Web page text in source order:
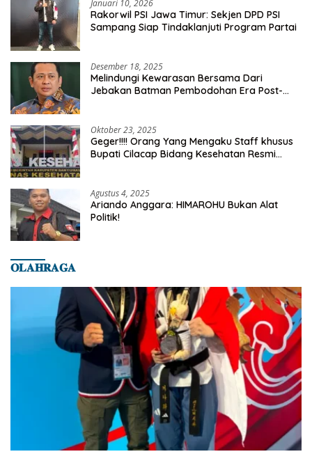
Januari 10, 2026
Rakorwil PSI Jawa Timur: Sekjen DPD PSI
Sampang Siap Tindaklanjuti Program Partai
Desember 18, 2025
Melindungi Kewarasan Bersama Dari
Jebakan Batman Pembodohan Era Post-
Oktober 23, 2025
Geger!!!! Orang Yang Mengaku Staff khusus
Bupati Cilacap Bidang Kesehatan Resmi
Agustus 4, 2025
Ariando Anggara: HIMAROHU Bukan Alat
Politik!
𝐎𝐋𝐀𝐇𝐑𝐀𝐆𝐀